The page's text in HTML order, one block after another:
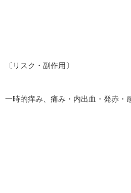
〔リスク・副作用〕
一時的痒み、痛み・内出血・発赤・